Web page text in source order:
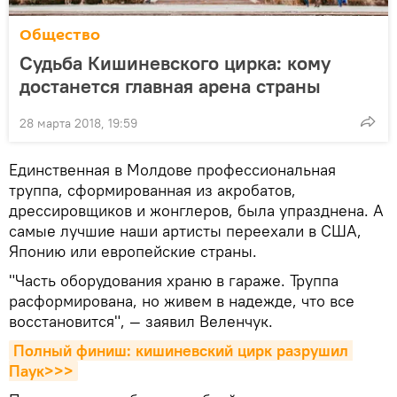
Общество
Судьба Кишиневского цирка: кому
достанется главная арена страны
28 марта 2018, 19:59
Единственная в Молдове профессиональная
труппа, сформированная из акробатов,
дрессировщиков и жонглеров, была упразднена. А
самые лучшие наши артисты переехали в США,
Японию или европейские страны.
"Часть оборудования храню в гараже. Труппа
расформирована, но живем в надежде, что все
восстановится", — заявил Веленчук.
Полный финиш: кишиневский цирк разрушил
Паук>>>